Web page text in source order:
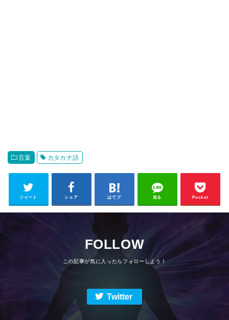
言葉 カタカナ語
ツイート シェア はてブ 送る Pocket
FOLLOW
Twitter